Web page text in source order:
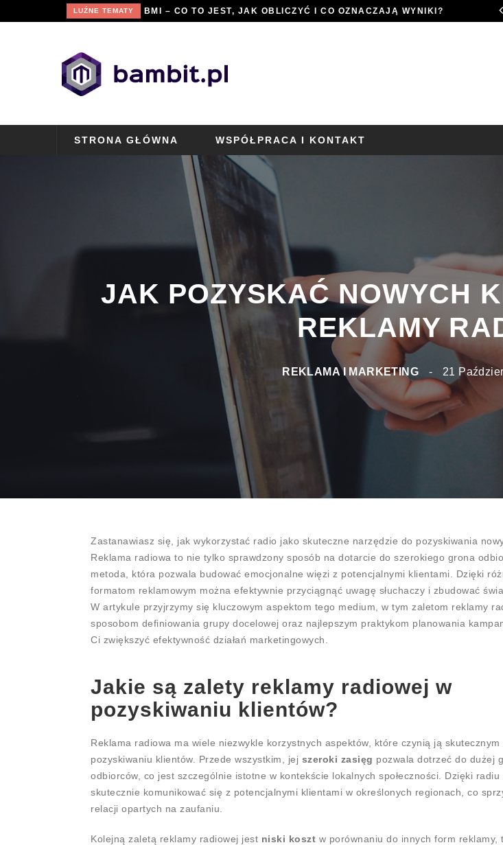
LUŹNE TEMATY BMI – CO TO JEST, JAK OBLICZYĆ I CO OZNACZAJĄ WYNIKI?
STRONA GŁÓWNA WSPÓŁPRACA I KONTAKT
JAK POZYSKAĆ NOWYCH
REKLAMY
REKLAMA I MARKETING 21
Zastanawiasz się, jak wykorzystać radio jako skuteczne narzędzie do pozyskiwania
Reklama radiowa to nie tylko sprawdzony sposób na dotarcie do szerokiego grona
metoda, która pozwala budować emocjonalne więzi z potencjalnymi klientami. Dzięki
formatom reklamowym można efektywnie przyciągnąć uwagę słuchaczy i zbudować
W artykule przyjrzymy się kluczowym aspektom tego medium, w tym zaletom reklamy
sposobom definiowania grupy docelowej oraz najlepszym praktykom planowania
Ci zwiększyć efektywność działań marketingowych.
Jakie są zalety reklamy radiowej w
pozyskiwaniu klientów?
Reklama radiowa ma wiele niezwykle korzystnych aspektów, które czynią ją
pozyskiwaniu klientów. Przede wszystkim, jej szeroki zasięg pozwala dotrzeć do dużej
odbiorców, co jest szczególnie istotne w kontekście lokalnych społeczności. Dzięki radiu
skutecznie komunikować się z potencjalnymi klientami w określonych regionach, co
relacji opartych na zaufaniu.
Kolejną zaletą reklamy radiowej jest niski koszt w porównaniu do innych form reklamy,